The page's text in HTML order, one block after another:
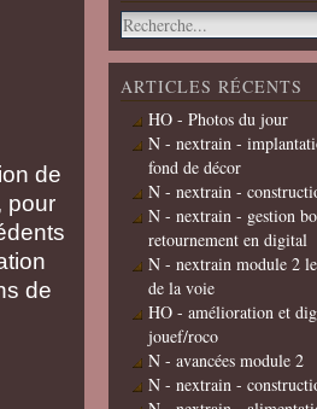
de
pour
de
ARTICLES RÉCENTS
HO - Photos du jour
N - nextrain -
fond de décor
N - nextrain -
N - nextrain - gestion
retournement en digital
N - nextrain module 2
de la voie
HO - amélioration et
jouef/roco
N - avancées module 2
N - nextrain -